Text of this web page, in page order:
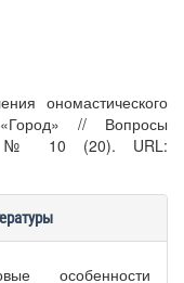
ономастического
// Вопросы
№ 10 (20). URL:
особенности